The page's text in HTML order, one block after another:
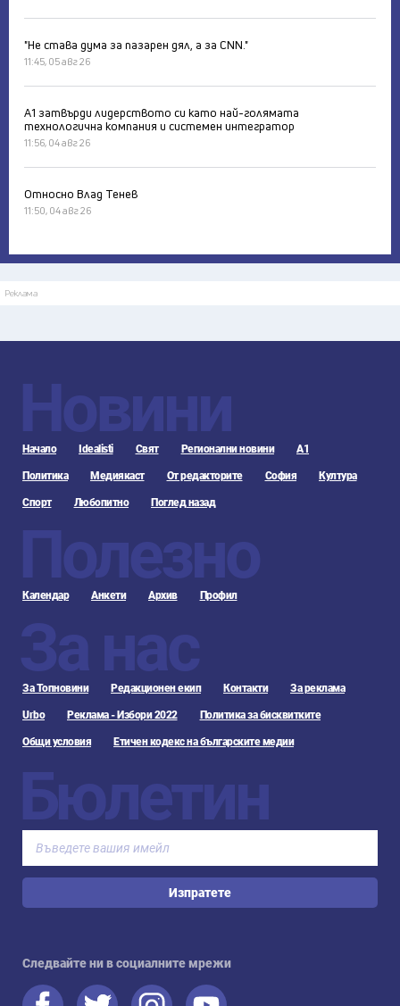
"Не става дума за пазарен дял, а за CNN."
11:45, 05 авг 26
А1 затвърди лидерството си като най-голямата
технологична компания и системен интегратор
11:56, 04 авг 26
Относно Влад Тенев
11:50, 04 авг 26
Реклама
Новини
Начало Idealisti Свят Регионални новини А1
Политика Медиякаст От редакторите София Култура
Спорт Любопитно Поглед назад
Полезно
Календар Анкети Архив Профил
За нас
За Топновини Редакционен екип Контакти За реклама
Urbo Реклама - Избори 2022 Политика за бисквитките
Общи условия Етичен кодекс на българските медии
Бюлетин
Изпратете
Следвайте ни в социалните мрежи